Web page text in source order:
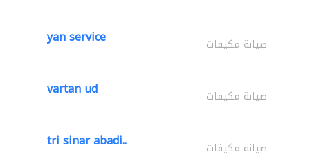
yan service صيانة مكيفات
vartan ud صيانة مكيفات
tri sinar abadi.. صيانة مكيفات